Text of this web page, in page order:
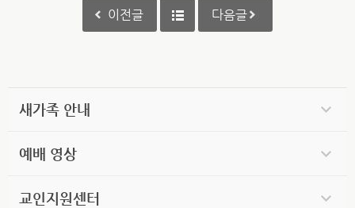
이전글 다음글
새가족 안내
예배 영상
교인지원센터